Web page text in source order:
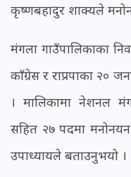
कृष्णबहादुर शाक्यले
मंगला गाउँपालिकाका
काँग्रेस र राप्रपाका २०
। मालिकामा नेशनल
सहित २७ पदमा मनोनयन
उपाध्यायले बताउनुभयो ।